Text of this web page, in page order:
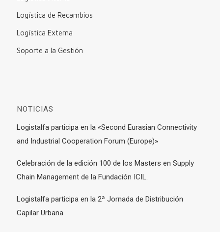
Logística de Recambios
Logística Externa
Soporte a la Gestión
NOTICIAS
Logistalfa participa en la «Second Eurasian Connectivity
and Industrial Cooperation Forum (Europe)»
Celebración de la edición 100 de los Masters en Supply
Chain Management de la Fundación ICIL.
Logistalfa participa en la 2ª Jornada de Distribución
Capilar Urbana